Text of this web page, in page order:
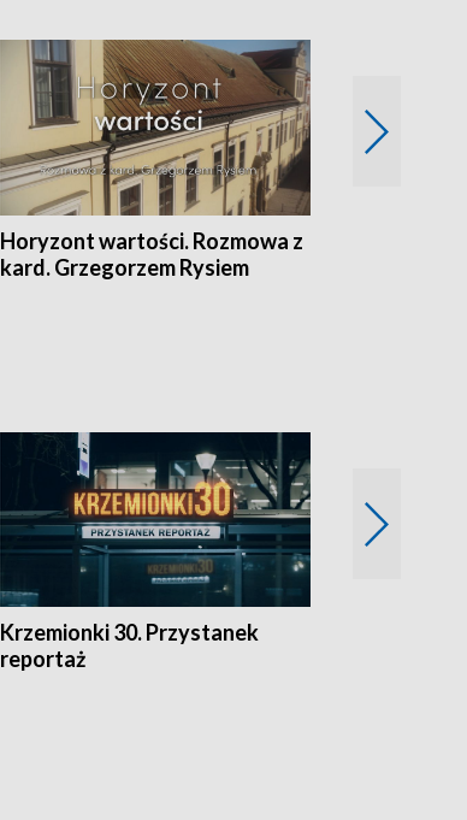
Horyzont wartości. Rozmowa z
kard. Grzegorzem Rysiem
Krzemionki 30. Przystanek
reportaż